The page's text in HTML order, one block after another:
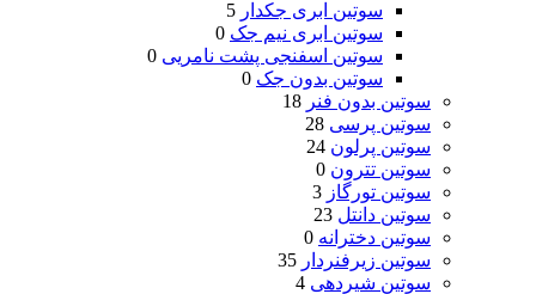
سوتین ابری جکدار 5
سوتین ابری نیم جک 0
سوتین اسفنجی پشت نامریی 0
سوتین بدون جک 0
سوتین بدون فنر 18
سوتین پرسی 28
سوتین پرلون 24
سوتین تترون 0
سوتین تورگاز 3
سوتین دانتل 23
سوتین دخترانه 0
سوتین زیرفنردار 35
سوتین شیردهی 4